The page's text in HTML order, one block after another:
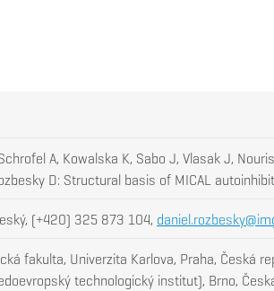
A, Kowalska K, Sabo J, Vlasak J,
D: Structural basis of MICAL
(+420) 325 873 104,
fakulta, Univerzita Karlova, Praha, Česká
technologický institut), Brno,